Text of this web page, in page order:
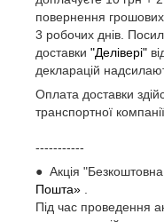
повернення
3 робочих днів.
доставки "Делівері"
декларацій
Оплата доставки
транспортної компанії.
-----------
● Акція "Безкоштовна
Пошта»
Під час проведення